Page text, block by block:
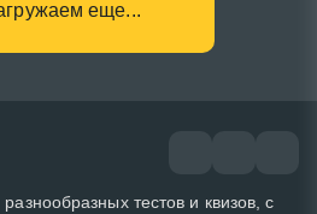
еще...
тестов и квизов, с